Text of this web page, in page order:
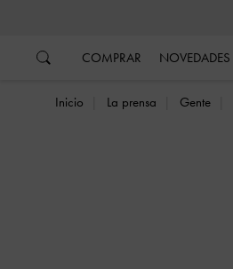
COMPRAR NOVEDADES
Inicio La prensa Gente